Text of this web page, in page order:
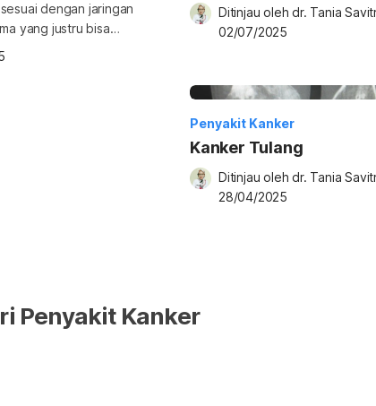
dengan jaringan
yang justru bisa
hal tersebut bisa
Simak informasi
Ditinjau oleh dr. Tania
02/07/2025
Penyakit Kanker
Kanker Tulang
Ditinjau oleh dr. Tania
28/04/2025
Penyakit Kanker